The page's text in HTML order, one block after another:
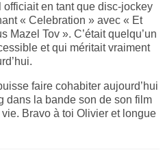
officiait en tant que disc-jockey
« Celebration » avec « Et
Mazel Tov ». C’était quelqu’un
et qui méritait vraiment
faire cohabiter aujourd’hui
dans la bande son de son film
Bravo à toi Olivier et longue